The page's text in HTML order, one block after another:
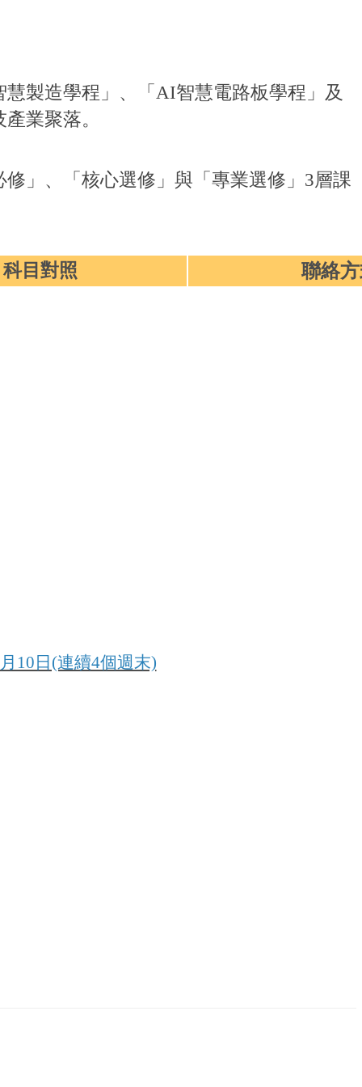
慧製造學程」 、
「AI智慧電路板學程」及
業聚落。
」、「核心選修」與「專業選修」3層課
科目對照 聯絡
10日(連續4個週末)